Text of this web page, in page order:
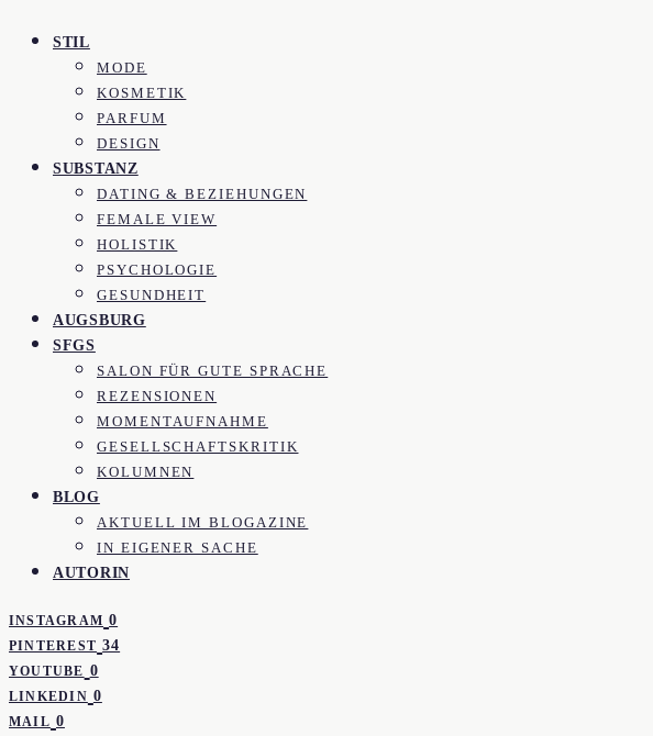
STIL
MODE
KOSMETIK
PARFUM
DESIGN
SUBSTANZ
DATING & BEZIEHUNGEN
FEMALE VIEW
HOLISTIK
PSYCHOLOGIE
GESUNDHEIT
AUGSBURG
SFGS
SALON FÜR GUTE SPRACHE
REZENSIONEN
MOMENTAUFNAHME
GESELLSCHAFTSKRITIK
KOLUMNEN
BLOG
AKTUELL IM BLOGAZINE
IN EIGENER SACHE
AUTORIN
INSTAGRAM 0
PINTEREST 34
YOUTUBE 0
LINKEDIN 0
MAIL 0